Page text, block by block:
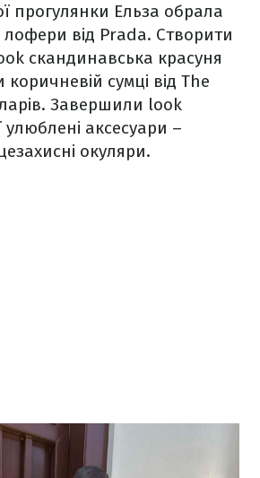
прогулянки Ельза обрала
лофери від Prada. Cтворити
скандинавська красуня
сумці від The
Завершили look
улюблені аксесуари –
окуляри.